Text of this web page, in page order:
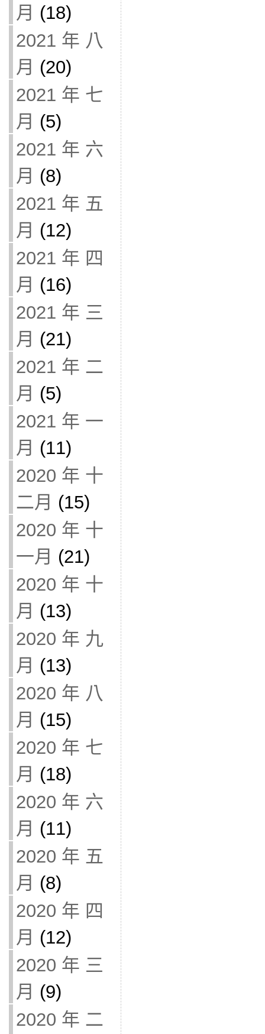
月 (18)
2021 年 八
月 (20)
2021 年 七
月 (5)
2021 年 六
月 (8)
2021 年 五
月 (12)
2021 年 四
月 (16)
2021 年 三
月 (21)
2021 年 二
月 (5)
2021 年 一
月 (11)
2020 年 十
二月 (15)
2020 年 十
一月 (21)
2020 年 十
月 (13)
2020 年 九
月 (13)
2020 年 八
月 (15)
2020 年 七
月 (18)
2020 年 六
月 (11)
2020 年 五
月 (8)
2020 年 四
月 (12)
2020 年 三
月 (9)
2020 年 二